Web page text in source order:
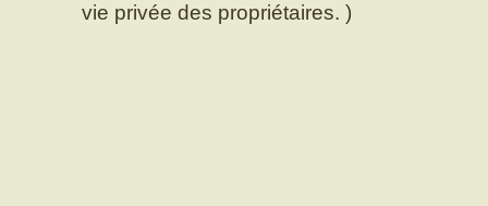
vie privée des propriétaires. )